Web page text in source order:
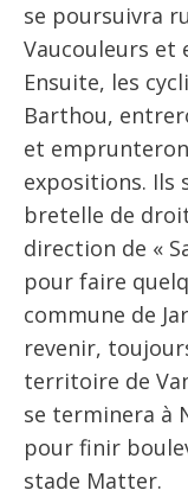
se poursuivra
Vaucouleurs et
Ensuite, les
Barthou,
et
expositions. Ils
bretelle de
direction de «
pour faire
commune de
revenir,
territoire de
se terminera à
pour finir
stade Matter.